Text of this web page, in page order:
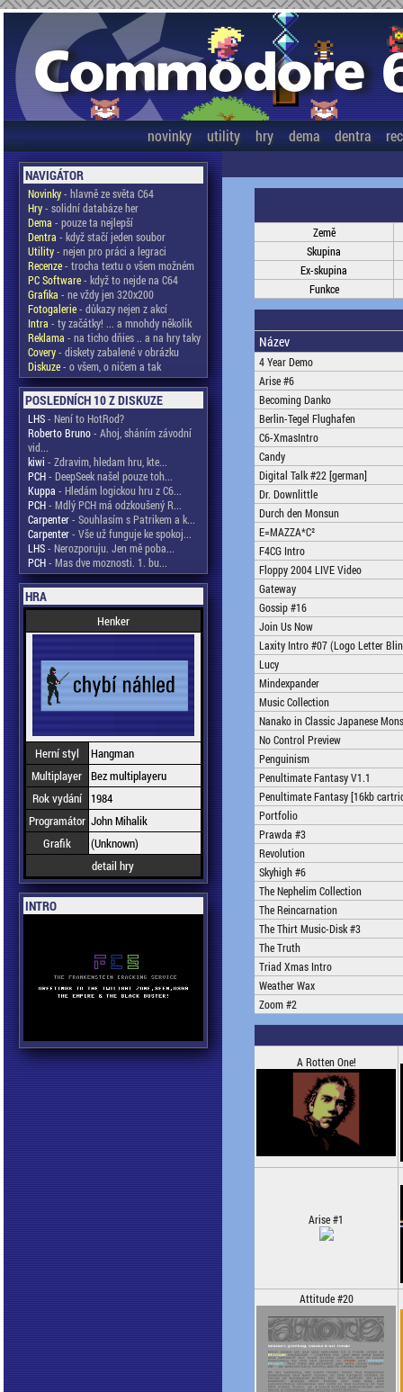
novinky utility hry dema dentra
NAVIGÁTOR
Novinky- hlavně ze světa C64
Hry- solidní databáze her
Dema - pouze ta nejlepší
Dentra - když stačí jeden soubor
Utility- nejen pro práci a legraci
Recenze- trocha textu o všem možném
PC Software- když to nejde na C64
Grafika - ne vždy jen 320x200
Fotogalerie- důkazy nejen z akcí
Intra - ty začátky! ... a mnohdy několik
Reklama - na ticho dňies .. a na hry taky
Covery- diskety zabalené v obrázku
Diskuze- o všem, o ničem a tak
POSLEDNÍCH 10 Z DISKUZE
LHS- Není to HotRod?
Roberto Bruno- Ahoj, sháním závodní
vid...
kiwi - Zdravim, hledam hru, kte...
PCH- DeepSeek našel pouze toh...
Kuppa - Hledám logickou hru z C6...
PCH- Mdlý PCH má odzkoušený R...
Carpenter- Souhlasím s Patrikem a k...
Carpenter- Vše už funguje ke spokoj...
LHS- Nerozporuju. Jen mě poba...
PCH- Mas dve moznosti. 1. bu...
HRA
Henker
Herní styl
Hangman
Multiplayer Bez multiplayeru
Rok vydání
1984
Programátor John Mihalik
Grafik
(Unknown)
detail hry
INTRO
Země
Skupina
Ex-skupina
Funkce
Název
4 Year Demo
Arise #6
Becoming Danko
Berlin-Tegel Flughafen
C6-XmasIntro
Candy
Digital Talk #22 [german]
Dr. Downlittle
Durch den Monsun
E=MAZZA*C²
F4CG Intro
Floppy 2004 LIVE Video
Gateway
Gossip #16
Join Us Now
Laxity Intro #07 (Logo Letter
Lucy
Mindexpander
Music Collection
Nanako in Classic Japanese
No Control Preview
Penguinism
Penultimate Fantasy V1.1
Penultimate Fantasy [16kb
Portfolio
Prawda #3
Revolution
Skyhigh #6
The Nephelim Collection
The Reincarnation
The Thirt Music-Disk #3
The Truth
Triad Xmas Intro
Weather Wax
Zoom #2
A Rotten One!
Arise #1
Attitude #20